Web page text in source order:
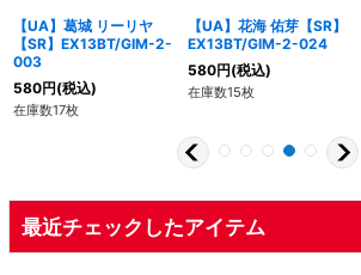
【UA】葛城 リーリヤ
【SR】EX13BT/GIM-2-
003
580円(税込)
在庫数17枚
【UA】花海 佑芽【SR】
EX13BT/GIM-2-024
580円(税込)
在庫数15枚
最近チェックしたアイテム